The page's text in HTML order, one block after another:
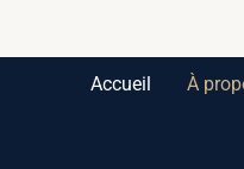
Accueil À
du secteur